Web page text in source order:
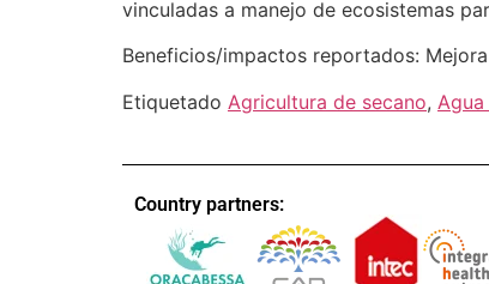
vinculadas a manejo de ecosistemas
Beneficios/impactos reportados:
Etiquetado Agricultura de secano,
Country partners: